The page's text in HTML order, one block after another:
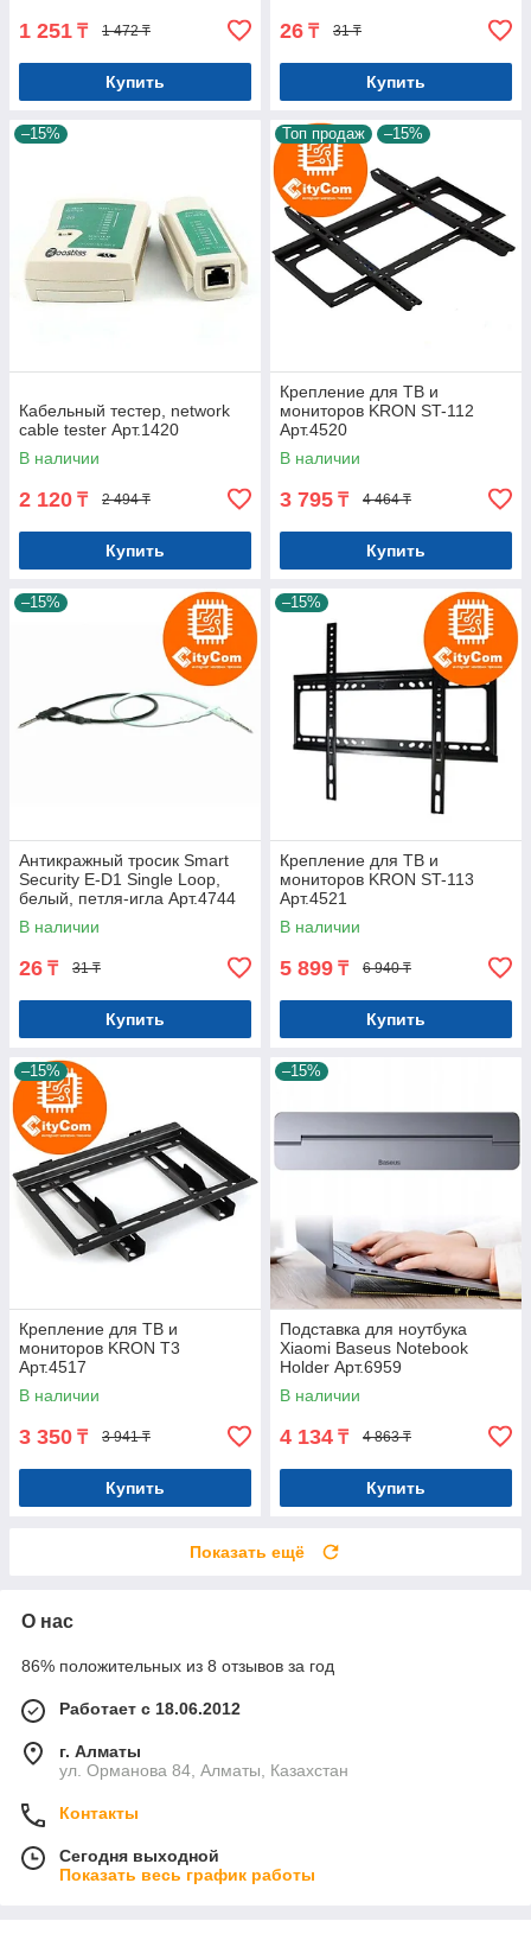
1 251 ₸ 1 472 ₸
Купить
26 ₸ 31 ₸
Купить
–15%
Кабельный тестер, network
cable tester Арт.1420
В наличии
2 120 ₸ 2 494 ₸
Купить
Топ продаж –15%
Крепление для ТВ и
мониторов KRON ST-112
Арт.4520
В наличии
3 795 ₸ 4 464 ₸
Купить
–15%
Антикражный тросик Smart
Security E-D1 Single Loop,
белый, петля-игла Арт.4744
В наличии
26 ₸ 31 ₸
Купить
–15%
Крепление для ТВ и
мониторов KRON ST-113
Арт.4521
В наличии
5 899 ₸ 6 940 ₸
Купить
–15%
Крепление для ТВ и
мониторов KRON T3
Арт.4517
В наличии
3 350 ₸ 3 941 ₸
Купить
–15%
Подставка для ноутбука
Xiaomi Baseus Notebook
Holder Арт.6959
В наличии
4 134 ₸ 4 863 ₸
Купить
Показать ещё
О нас
86% положительных из 8 отзывов за год
Работает с 18.06.2012
г. Алматы
ул. Орманова 84, Алматы, Казахстан
Контакты
Сегодня выходной
Показать весь график работы